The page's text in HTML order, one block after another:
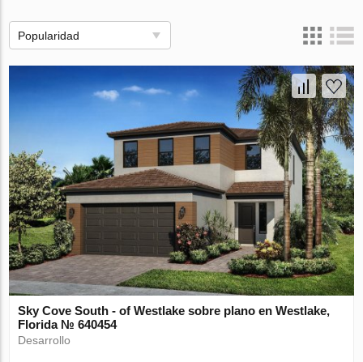
Popularidad
Sky Cove South - of Westlake sobre plano en Westlake,
Florida № 640454
Desarrollo